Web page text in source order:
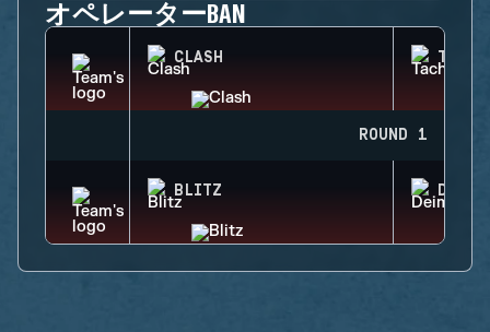
オペレーターBAN
CLASH
ROUND 1
BLITZ